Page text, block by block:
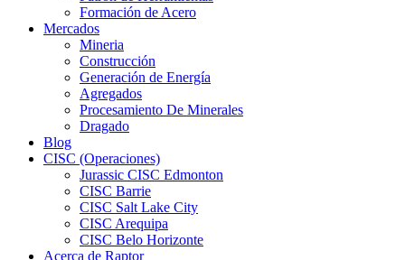
Formación de Acero
Mercados
Mineria
Construcción
Generación de Energía
Agregados
Procesamiento De Minerales
Dragado
Blog
CISC (Operaciones)
Jurassic CISC Edmonton
CISC Barrie
CISC Salt Lake City
CISC Arequipa
CISC Belo Horizonte
Acerca de Raptor